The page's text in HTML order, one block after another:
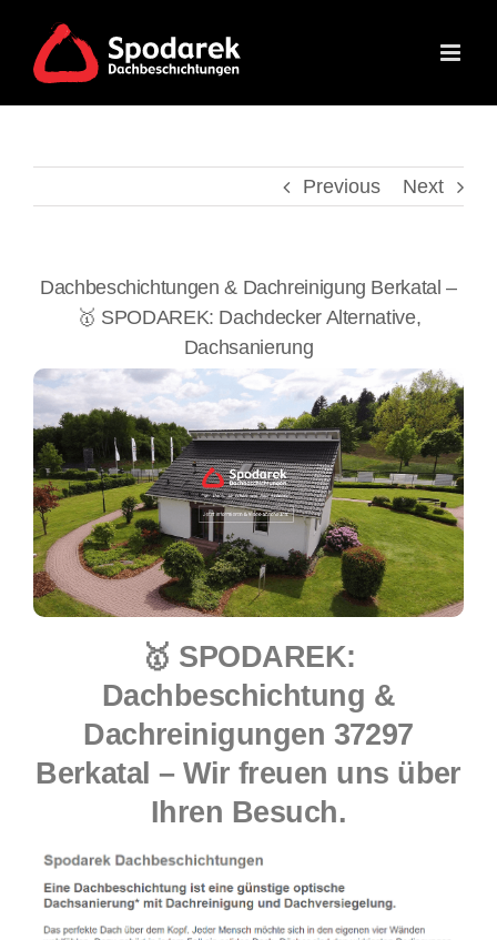
content
Previous Next
Dachbeschichtungen & Dachreinigung Berkatal –
🥇 SPODAREK: Dachdecker Alternative,
Dachsanierung
🥇 SPODAREK:
Dachbeschichtung &
Dachreinigungen 37297
Berkatal – Wir freuen uns über
Ihren Besuch.